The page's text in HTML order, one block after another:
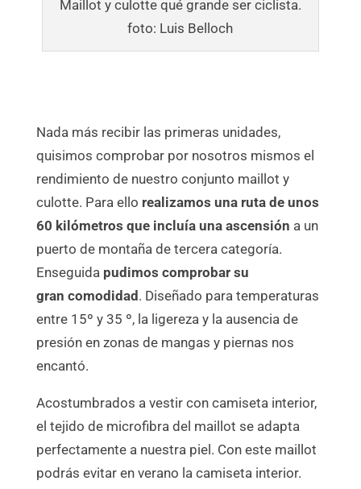
Maillot y culotte qué grande ser ciclista.
foto: Luis Belloch
Nada más recibir las primeras unidades,
quisimos comprobar por nosotros mismos el
rendimiento de nuestro conjunto maillot y
culotte. Para ello realizamos una ruta de unos
60 kilómetros que incluía una ascensión a un
puerto de montaña de tercera categoría.
Enseguida pudimos comprobar su
gran comodidad. Diseñado para temperaturas
entre 15º y 35 º, la ligereza y la ausencia de
presión en zonas de mangas y piernas nos
encantó.
Acostumbrados a vestir con camiseta interior,
el tejido de microfibra del maillot se adapta
perfectamente a nuestra piel. Con este maillot
podrás evitar en verano la camiseta interior.